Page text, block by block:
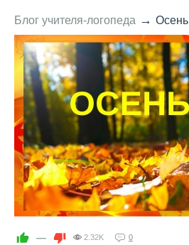
Блог учителя-логопеда → Осень
— 2.32K 0